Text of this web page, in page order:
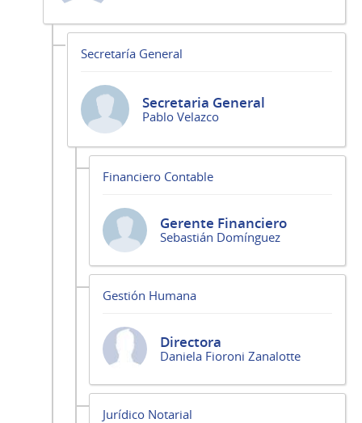
Secretaría General
Secretaria General
Pablo Velazco
Financiero Contable
Gerente Financiero
Sebastián Domínguez
Gestión Humana
Directora
Daniela Fioroni Zanalotte
Jurídico Notarial